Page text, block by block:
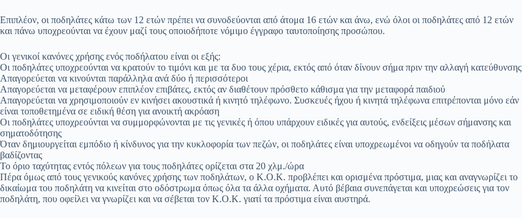
Επιπλέον, οι ποδηλάτες κάτω των 12 ετών πρέπει να συνοδεύονται από άτομα 16 ετών και άνω, ενώ όλοι οι ποδηλάτες από 12 ετών
και πάνω υποχρεούνται να έχουν μαζί τους οποιοδήποτε νόμιμο έγγραφο ταυτοποίησης προσώπου.
Οι γενικοί κανόνες χρήσης ενός ποδήλατου είναι οι εξής:
Οι ποδηλάτες υποχρεούνται να κρατούν το τιμόνι και με τα δυο τους χέρια, εκτός από όταν δίνουν σήμα πριν την αλλαγή κατεύθυνσης
Απαγορεύεται να κινούνται παράλληλα ανά δύο ή περισσότεροι
Απαγορεύεται να μεταφέρουν επιπλέον επιβάτες, εκτός αν διαθέτουν πρόσθετο κάθισμα για την μεταφορά παιδιού
Απαγορεύεται να χρησιμοποιούν εν κινήσει ακουστικά ή κινητό τηλέφωνο. Συσκευές ήχου ή κινητά τηλέφωνα επιτρέπονται μόνο εάν
είναι τοποθετημένα σε ειδική θέση για ανοικτή ακρόαση
Οι ποδηλάτες υποχρεούνται να συμμορφώνονται με τις γενικές ή όπου υπάρχουν ειδικές για αυτούς, ενδείξεις μέσων σήμανσης και
σηματοδότησης
Όταν δημιουργείται εμπόδιο ή κίνδυνος για την κυκλοφορία των πεζών, οι ποδηλάτες είναι υποχρεωμένοι να οδηγούν τα ποδήλατα
βαδίζοντας
Το όριο ταχύτητας εντός πόλεων για τους ποδηλάτες ορίζεται στα 20 χλμ./ώρα
Πέρα όμως από τους γενικούς κανόνες χρήσης των ποδηλάτων, ο Κ.Ο.Κ. προβλέπει και ορισμένα πρόστιμα, μιας και αναγνωρίζει το
δικαίωμα του ποδηλάτη να κινείται στο οδόστρωμα όπως όλα τα άλλα οχήματα. Αυτό βέβαια συνεπάγεται και υποχρεώσεις για τον
ποδηλάτη, που οφείλει να γνωρίζει και να σέβεται τον Κ.Ο.Κ. γιατί τα πρόστιμα είναι αυστηρά.